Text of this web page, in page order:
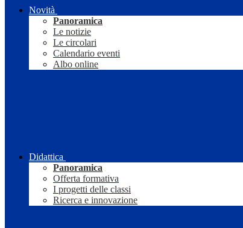
Novità
Panoramica
Le notizie
Le circolari
Calendario eventi
Albo online
Didattica
Panoramica
Offerta formativa
I progetti delle classi
Ricerca e innovazione